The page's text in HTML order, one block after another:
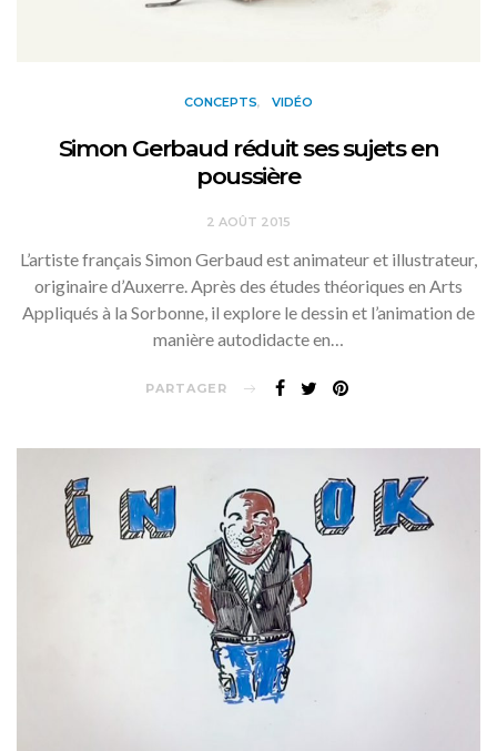
CONCEPTS VIDÉO
Simon Gerbaud réduit ses sujets en
poussière
2 AOÛT 2015
L’artiste français Simon Gerbaud est animateur et illustrateur,
originaire d’Auxerre. Après des études théoriques en Arts
Appliqués à la Sorbonne, il explore le dessin et l’animation de
manière autodidacte en…
PARTAGER